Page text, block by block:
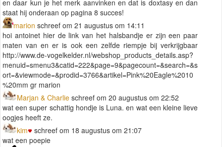
en daar kun je het merk aanvinken en dat is doxtasy en dan
staat hij onderaan op pagina 8 succes!
marion schreef om 21 augustus om 14:11
hoi antoinet hier de link van het halsbandje er zijn een paar
maten van en er is ook een zelfde riempje bij verkrijgbaar
http://www.de-vogelkelder.nl/webshop_products_details.asp?
menuid=smenu3&catid=222&page=9&pagecount=&search=&s
ort=&viewmode=&prodid=3766&artikel=Pink%20Eagle%2010
%20mm gr marion
Marjan & Charlie schreef om 20 augustus om 22:52
wat een super schattig hondje is Luna. en wat een kleine lieve
oogjes heeft ze.
kim
schreef om 18 augustus om 21:07
wat een poepie